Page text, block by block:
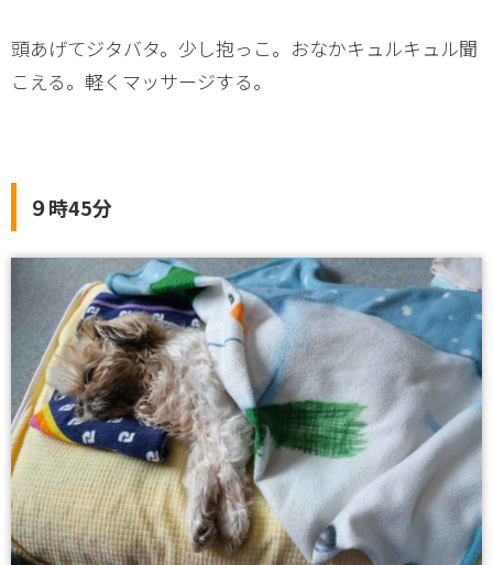
頭あげてジタバタ。少し抱っこ。おなかキュルキュル聞
こえる。軽くマッサージする。
９時45分